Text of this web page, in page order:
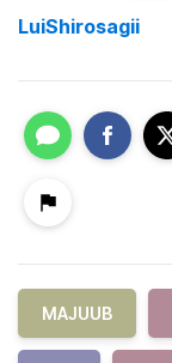
LuiShirosagii
MAJUUB